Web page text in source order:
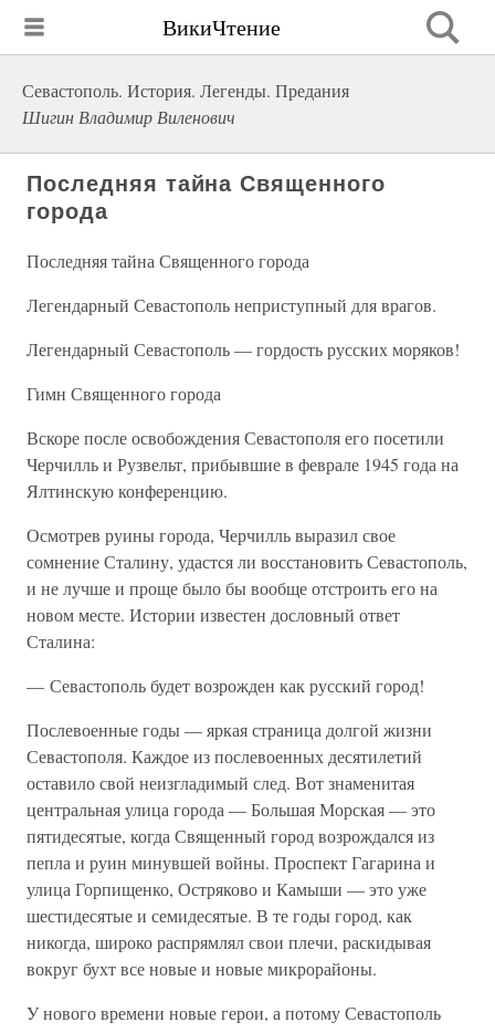
ВикиЧтение
Севастополь. История. Легенды. Предания
Шигин Владимир Виленович
Последняя тайна Священного
города
Последняя тайна Священного города
Легендарный Севастополь неприступный для врагов.
Легендарный Севастополь — гордость русских моряков!
Гимн Священного города
Вскоре после освобождения Севастополя его посетили
Черчилль и Рузвельт, прибывшие в феврале 1945 года на
Ялтинскую конференцию.
Осмотрев руины города, Черчилль выразил свое
сомнение Сталину, удастся ли восстановить Севастополь,
и не лучше и проще было бы вообще отстроить его на
новом месте. Истории известен дословный ответ
Сталина:
— Севастополь будет возрожден как русский город!
Послевоенные годы — яркая страница долгой жизни
Севастополя. Каждое из послевоенных десятилетий
оставило свой неизгладимый след. Вот знаменитая
центральная улица города — Большая Морская — это
пятидесятые, когда Священный город возрождался из
пепла и руин минувшей войны. Проспект Гагарина и
улица Горпищенко, Остряково и Камыши — это уже
шестидесятые и семидесятые. В те годы город, как
никогда, широко распрямлял свои плечи, раскидывая
вокруг бухт все новые и новые микрорайоны.
У нового времени новые герои, а потому Севастополь